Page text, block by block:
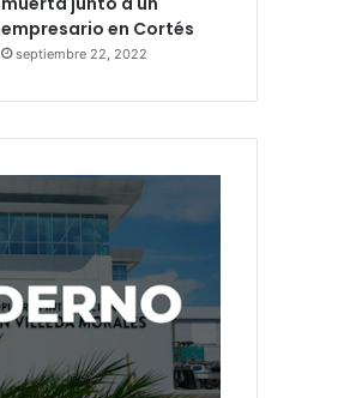
empresario en Cortés
septiembre 22, 2022